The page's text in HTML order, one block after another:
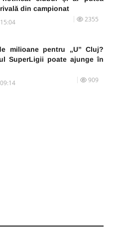
din campionat
2355
milioane pentru „U” Cluj?
SuperLigii poate ajunge în
909